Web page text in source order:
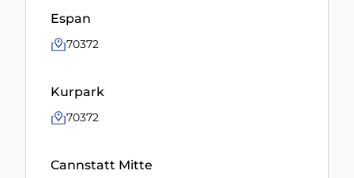
Espan
70372
Kurpark
70372
Cannstatt Mitte